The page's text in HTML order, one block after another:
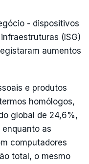
- dispositivos
(ISG)
aumentos
e produtos
homólogos,
global de 24,6%,
as
computadores
total, o mesmo